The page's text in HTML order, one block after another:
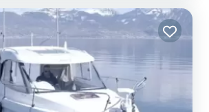
pk. Het kan in totaal tot 7 pers...